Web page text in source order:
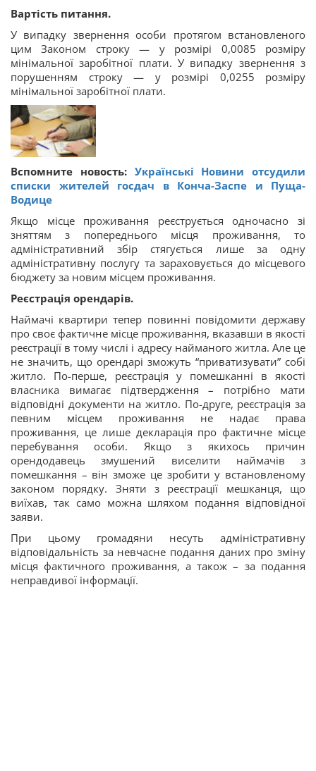
Вартість питання.
У випадку звернення особи протягом встановленого
цим Законом строку — у розмірі 0,0085 розміру
мінімальної заробітної плати. У випадку звернення з
порушенням строку — у розмірі 0,0255 розміру
мінімальної заробітної плати.
Вспомните новость: Українські Новини отсудили
списки жителей госдач в Конча-Заспе и Пуща-
Водице
Якщо місце проживання реєструється одночасно зі
зняттям з попереднього місця проживання, то
адміністративний збір стягується лише за одну
адміністративну послугу та зараховується до місцевого
бюджету за новим місцем проживання.
Реєстрація орендарів.
Наймачі квартири тепер повинні повідомити державу
про своє фактичне місце проживання, вказавши в якості
реєстрації в тому числі і адресу найманого житла. Але це
не значить, що орендарі зможуть “приватизувати” собі
житло. По-перше, реєстрація у помешканні в якості
власника вимагає підтвердження – потрібно мати
відповідні документи на житло. По-друге, реєстрація за
певним місцем проживання не надає права
проживання, це лише декларація про фактичне місце
перебування особи. Якщо з якихось причин
орендодавець змушений виселити наймачів з
помешкання – він зможе це зробити у встановленому
законом порядку. Зняти з реєстрації мешканця, що
виїхав, так само можна шляхом подання відповідної
заяви.
При цьому громадяни несуть адміністративну
відповідальність за невчасне подання даних про зміну
місця фактичного проживання, а також – за подання
неправдивої інформації.